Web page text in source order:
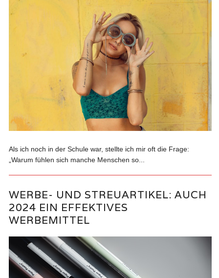
Als ich noch in der Schule war, stellte ich mir oft die Frage:
„Warum fühlen sich manche Menschen so...
WERBE- UND STREUARTIKEL: AUCH
2024 EIN EFFEKTIVES
WERBEMITTEL